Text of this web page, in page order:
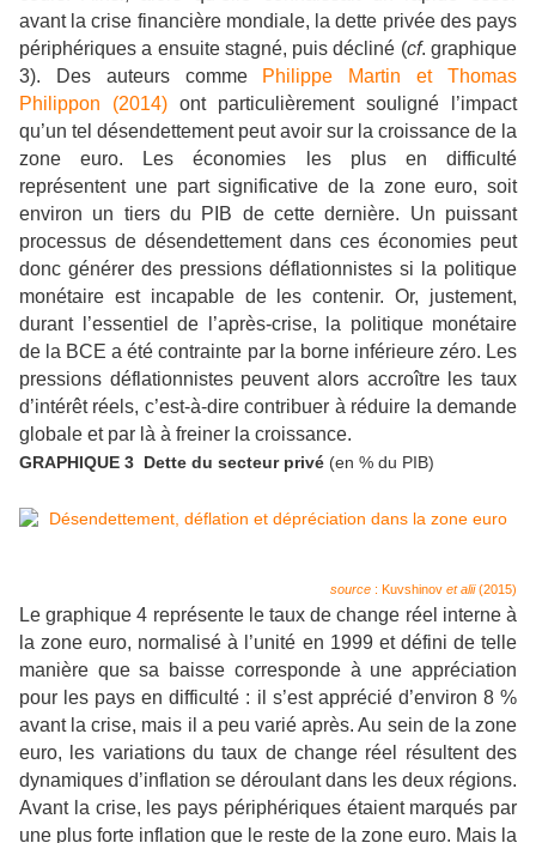
avant la crise financière mondiale, la dette privée des pays
périphériques a ensuite stagné, puis décliné (cf. graphique
3). Des auteurs commePhilippe Martin et Thomas
Philippon (2014) ont particulièrement souligné l’impact
qu’un tel désendettement peut avoir sur la croissance de la
zone euro. Les économies les plus en difficulté
représentent une part significative de la zone euro, soit
environ un tiers du PIB de cette dernière. Un puissant
processus de désendettement dans ces économies peut
donc générer des pressions déflationnistes si la politique
monétaire est incapable de les contenir. Or, justement,
durant l’essentiel de l’après-crise, la politique monétaire
de la BCE a été contrainte par la borne inférieure zéro. Les
pressions déflationnistes peuvent alors accroître les taux
d’intérêt réels, c’est-à-dire contribuer à réduire la demande
globale et par là à freiner la croissance.
GRAPHIQUE 3 Dette du secteur privé (en % du PIB)
source : Kuvshinov et alii(2015)
Le graphique 4 représente le taux de change réel interne à
la zone euro, normalisé à l’unité en 1999 et défini de telle
manière que sa baisse corresponde à une appréciation
pour les pays en difficulté : il s’est apprécié d’environ 8 %
avant la crise, mais il a peu varié après. Au sein de la zone
euro, les variations du taux de change réel résultent des
dynamiques d’inflation se déroulant dans les deux régions.
Avant la crise, les pays périphériques étaient marqués par
une plus forte inflation que le reste de la zone euro. Mais la